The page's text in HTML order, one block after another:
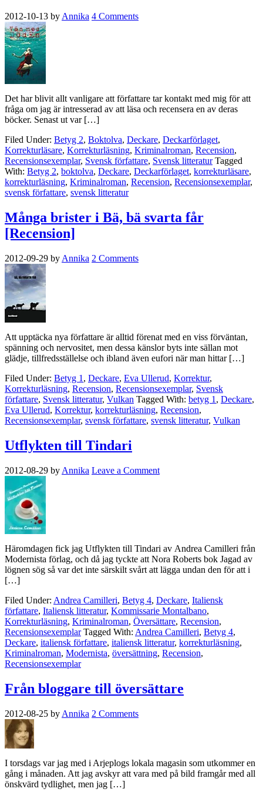
2012-10-13 byAnnika 4 Comments
Det har blivit allt vanligare att författare tar kontakt med mig för att
fråga om jag är intresserad av att läsa och recensera en av deras
böcker. Senast ut var […]
Filed Under: Betyg 2, Boktolva, Deckare, Deckarförlaget,
Korrekturläsare, Korrekturläsning, Kriminalroman, Recension,
Recensionsexemplar, Svensk författare, Svensk litteratur Tagged
With: Betyg 2, boktolva, Deckare, Deckarförlaget, korrekturläsare,
korrekturläsning, Kriminalroman, Recension, Recensionsexemplar,
svensk författare, svensk litteratur
Många brister i Bä, bä svarta får
[Recension]
2012-09-29 by Annika 2 Comments
Att upptäcka nya författare är alltid förenat med en viss förväntan,
spänning och nervositet, men dessa känslor byts inte sällan mot
glädje, tillfredsställelse och ibland även eufori när man hittar […]
Filed Under: Betyg 1 , Deckare, Eva Ullerud, Korrektur,
Korrekturläsning, Recension, Recensionsexemplar, Svensk
författare, Svensk litteratur, Vulkan Tagged With: betyg 1 , Deckare,
Eva Ullerud, Korrektur, korrekturläsning, Recension,
Recensionsexemplar, svensk författare, svensk litteratur, Vulkan
Utflykten till Tindari
2012-08-29 by Annika Leave a Comment
Häromdagen fick jag Utflykten till Tindari av Andrea Camilleri från
Modernista förlag, och då jag tyckte att Nora Roberts bok Jagad av
lögnen sög så var det inte särskilt svårt att lägga undan den för att i
[…]
Filed Under: Andrea Camilleri, Betyg 4, Deckare, Italiensk
författare, Italiensk litteratur, Kommissarie Montalbano,
Korrekturläsning, Kriminalroman, Översättare, Recension,
Recensionsexemplar Tagged With: Andrea Camilleri, Betyg 4,
Deckare, italiensk författare, italiensk litteratur, korrekturläsning,
Kriminalroman, Modernista, översättning, Recension,
Recensionsexemplar
Från bloggare till översättare
2012-08-25 by Annika 2 Comments
I torsdags var jag med i Arjeplogs lokala magasin som utkommer en
gång i månaden. Att jag avskyr att vara med på bild framgår med all
önskvärd tydlighet, men jag […]